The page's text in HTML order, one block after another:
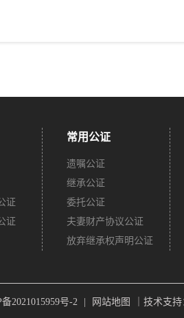
证
证
常用公证
遗嘱公证
继承公证
委托公证
夫妻财产协议公证
放弃继承权声明公证
2021015959号-2 网站地图 ｜技术支持